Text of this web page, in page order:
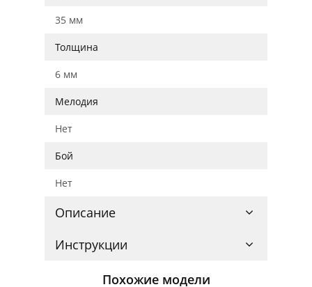
35 мм
Толщина
6 мм
Мелодия
Нет
Бой
Нет
Описание
Инструкции
Похожие модели